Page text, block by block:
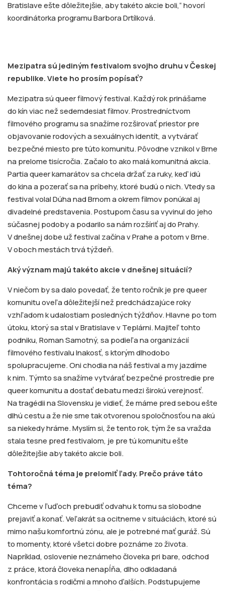
Bratislave ešte dôležitejšie, aby takéto akcie boli,“ hovorí
koordinátorka programu Barbora Drtílková.
Mezipatra sú jediným festivalom svojho druhu v Českej
republike. Viete ho prosím popísať?
Mezipatra sú queer filmový festival. Každý rok prinášame
do kín viac než sedemdesiat filmov. Prostredníctvom
filmového programu sa snažíme rozširovať priestor pre
objavovanie rodových a sexuálnych identít, a vytvárať
bezpečné miesto pre túto komunitu. Pôvodne vznikol v Brne
na prelome tisícročia. Začalo to ako malá komunitná akcia.
Partia queer kamarátov sa chcela držať za ruky, keď idú
do kina a pozerať sa na príbehy, ktoré budú o nich. Vtedy sa
festival volal Dúha nad Brnom a okrem filmov ponúkal aj
divadelné predstavenia. Postupom času sa vyvinul do jeho
súčasnej podoby a podarilo sa nám rozšíriť aj do Prahy.
V dnešnej dobe už festival začína v Prahe a potom v Brne.
V oboch mestách trvá týždeň.
Aký význam majú takéto akcie v dnešnej situácií?
V niečom by sa dalo povedať, že tento ročník je pre queer
komunitu oveľa dôležitejší než predchádzajúce roky
vzhľadom k udalostiam posledných týždňov. Hlavne po tom
útoku, ktorý sa stal v Bratislave v Teplárni. Majiteľ tohto
podniku, Roman Samotný, sa podieľa na organizácií
filmového festivalu Inakosť, s ktorým dlhodobo
spolupracujeme. Oni chodia na náš festival a my jazdíme
k nim. Týmto sa snažíme vytvárať bezpečné prostredie pre
queer komunitu a dostať debatu medzi širokú verejnosť.
Na tragédii na Slovensku je vidieť, že máme pred sebou ešte
dlhú cestu a že nie sme tak otvorenou spoločnosťou na akú
sa niekedy hráme. Myslím si, že tento rok, tým že sa vražda
stala tesne pred festivalom, je pre tú komunitu ešte
dôležitejšie aby takéto akcie boli.
Tohtoročná téma je prelomiť ľady. Prečo práve táto
téma?
Chceme v ľuďoch prebudiť odvahu k tomu sa slobodne
prejaviť a konať. Veľakrát sa ocitneme v situáciách, ktoré sú
mimo našu komfortnú zónu, ale je potrebné mať guráž. Sú
to momenty, ktoré všetci dobre poznáme zo života.
Napríklad, oslovenie neznámeho človeka pri bare, odchod
z práce, ktorá človeka nenapĺňa, dlho odkladaná
konfrontácia s rodičmi a mnoho ďalších. Podstupujeme